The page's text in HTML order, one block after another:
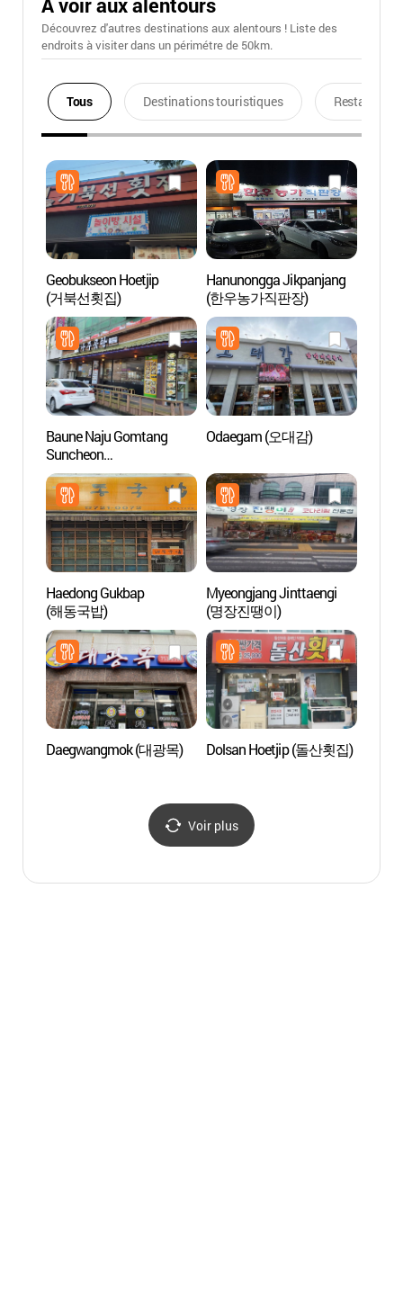
Découvrez d'autres destinations aux alentours ! Liste des
endroits à visiter dans un périmétre de 50km.
Tous Destinations touristiques Restaurants
Geobukseon Hoetjip
(거북선횟집)
Hanunongga Jikpanjang
(한우농가직판장)
Baune Naju Gomtang
Suncheon
yeonhyang(바우네나주곰
탕 순천연향)
Odaegam (오대감)
Haedong Gukbap
(해동국밥)
Myeongjang Jinttaengi
(명장진땡이)
Daegwangmok (대광목) Dolsan Hoetjip (돌산횟집)
Voir plus